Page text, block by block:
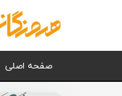
صفحه اصلی